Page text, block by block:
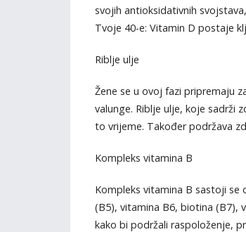
svojih antioksidativnih
Tvoje 40-e: Vitamin D postaje
Riblje ulje
Žene se u ovoj fazi pripremaju
valunge. Riblje ulje, koje sadrži
to vrijeme. Također podržava
Kompleks vitamina B
Kompleks vitamina B sastoji se
(B5), vitamina B6, biotina (B7),
kako bi podržali raspoloženje,